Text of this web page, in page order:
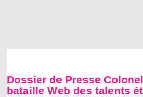
Dossier de Presse
bataille Web des talents